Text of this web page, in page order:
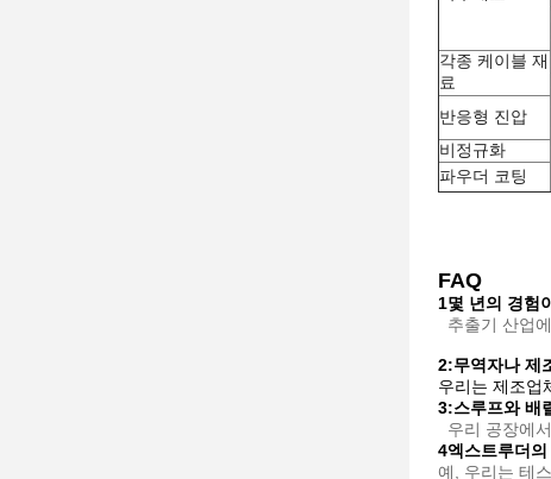
각종 케이블 재
료
반응형 진압
비정규화
파우더 코팅